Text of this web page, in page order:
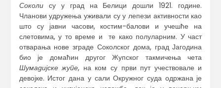
Соколису у град на Белици дошли 1921. године.
Чланови удружења уживали су у лепези активности као
што су јавни часови, костим-балови и учешће на
слетовима, у то време и те како полуларним. У част
отварања нове зграде Соколског дома, град Јагодина
био је домаћин другог Жупског такмичења чета
Шумадијске жупе, на ком су први пут учествовале и
девојке. Истог дана у сали Окружног суда одржана је